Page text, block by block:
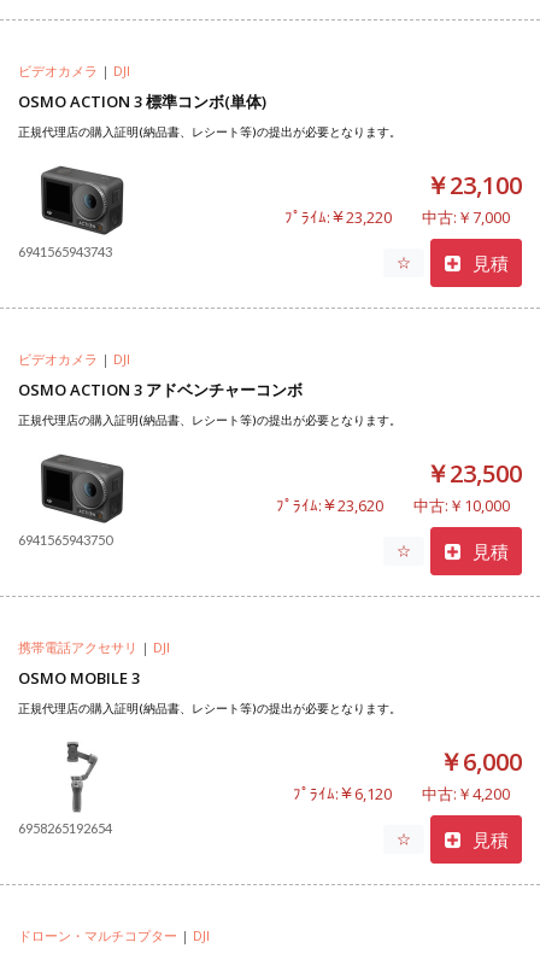
ビデオカメラ | DJI
OSMO ACTION 3 標準コンボ(単体)
正規代理店の購入証明(納品書、レシート等)の提出が必要となります。
6941565943743
￥23,100
ﾌﾟﾗｲﾑ:￥23,220 中古:￥7,000
☆ 見積
ビデオカメラ | DJI
OSMO ACTION 3 アドベンチャーコンボ
正規代理店の購入証明(納品書、レシート等)の提出が必要となります。
6941565943750
￥23,500
ﾌﾟﾗｲﾑ:￥23,620 中古:￥10,000
☆ 見積
携帯電話アクセサリ | DJI
OSMO MOBILE 3
正規代理店の購入証明(納品書、レシート等)の提出が必要となります。
6958265192654
￥6,000
ﾌﾟﾗｲﾑ:￥6,120 中古:￥4,200
☆ 見積
ドローン・マルチコプター | DJI